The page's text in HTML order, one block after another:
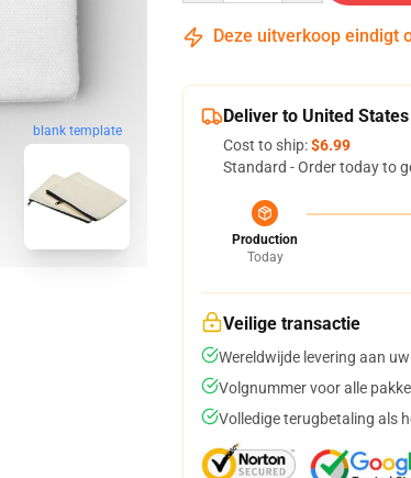
blank template
Deze uitverkoop eindigt
Deliver to United States
Cost to ship:$6.99
Standard - Order today to
Production
Today
Veilige transactie
Wereldwijde levering aan
Volgnummer voor alle
Volledige terugbetaling als